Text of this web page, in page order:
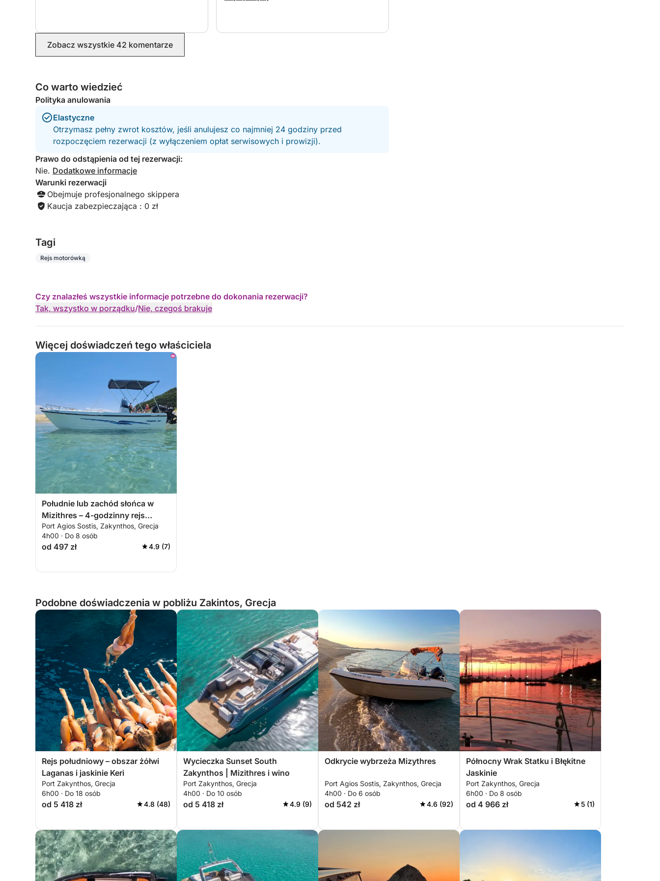
Zobacz wszystkie 42 komentarze
Co warto wiedzieć
Polityka anulowania
Elastyczne
Otrzymasz pełny zwrot kosztów, jeśli anulujesz co najmniej 24 godziny przed
rozpoczęciem rezerwacji (z wyłączeniem opłat serwisowych i prowizji).
Prawo do odstąpienia od tej rezerwacji:
Nie. Dodatkowe informacje
Warunki rezerwacji
Obejmuje profesjonalnego skippera
Kaucja zabezpieczająca : 0 zł
Tagi
Rejs motorówką
Czy znalazłeś wszystkie informacje potrzebne do dokonania rezerwacji?
Tak, wszystko w porządku/Nie, czegoś brakuje
Więcej doświadczeń tego właściciela
Południe lub zachód słońca w
Mizithres – 4-godzinny rejs
statkiem, obserwacja żółwi,
wyspa Marathonisi, jaskinie Keri i
plaża Mizithres
Port Agios Sostis, Zakynthos, Grecja
4h00 · Do 8 osób
od 497 zł 4.9 (7)
Podobne doświadczenia w pobliżu Zakintos, Grecja
Rejs południowy – obszar żółwi
Laganas i jaskinie Keri
Port Zakynthos, Grecja
6h00 · Do 18 osób
od 5 418 zł 4.8 (48)
Wycieczka Sunset South
Zakynthos | Mizithres i wino
Port Zakynthos, Grecja
4h00 · Do 10 osób
od 5 418 zł 4.9 (9)
Odkrycie wybrzeża Mizythres
Port Agios Sostis, Zakynthos, Grecja
4h00 · Do 6 osób
od 542 zł 4.6 (92)
Północny Wrak Statku i Błękitne
Jaskinie
Port Zakynthos, Grecja
6h00 · Do 8 osób
od 4 966 zł 5 (1)